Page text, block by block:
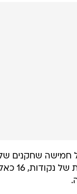
חמישה שחקנים
כמות דו-